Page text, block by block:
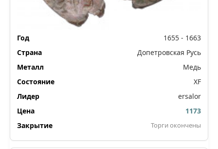
1655 - 1663
Допетровская Русь
Медь
XF
ersalor
1173
Торги окончены